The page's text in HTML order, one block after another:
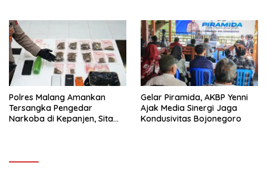
Polres Malang Amankan
Tersangka Pengedar
Narkoba di Kepanjen, Sita
Gelar Piramida, AKBP Yenni
Ajak Media Sinergi Jaga
Kondusivitas Bojonegoro